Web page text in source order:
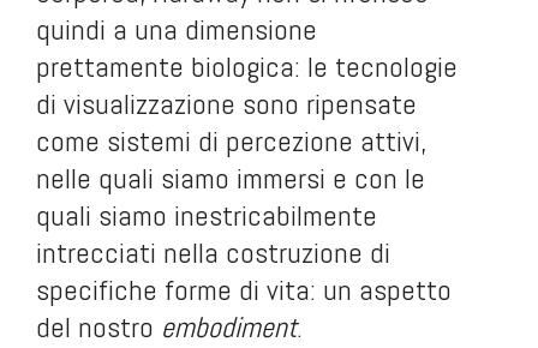
quindi a una dimensione
prettamente biologica: le tecnologie
di visualizzazione sono ripensate
come sistemi di percezione attivi,
nelle quali siamo immersi e con le
quali siamo inestricabilmente
intrecciati nella costruzione di
specifiche forme di vita: un aspetto
del nostro embodiment.